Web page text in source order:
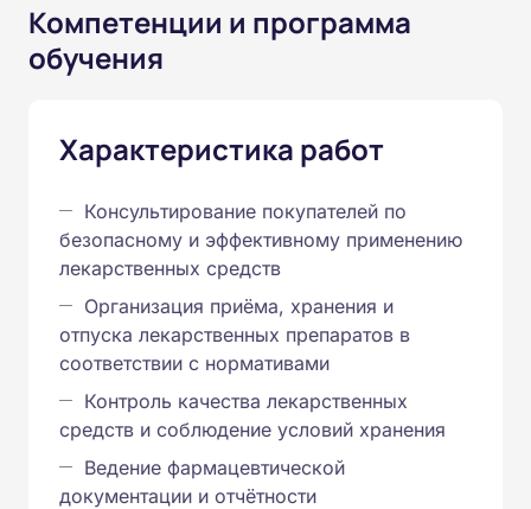
Компетенции и программа
обучения
Характеристика работ
Консультирование покупателей по
безопасному и эффективному применению
лекарственных средств
Организация приёма, хранения и
отпуска лекарственных препаратов в
соответствии с нормативами
Контроль качества лекарственных
средств и соблюдение условий хранения
Ведение фармацевтической
документации и отчётности